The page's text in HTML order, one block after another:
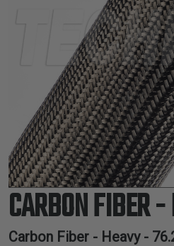
SPÉCIALITÉ
GAINE
THERMORÉTRACTABLE
ISOLATION
ELECTRIQUE
LACETS
OUTILS ET
ACCESSOIRES
TUBES
CARBON FIBER
Carbon Fiber - Heavy -